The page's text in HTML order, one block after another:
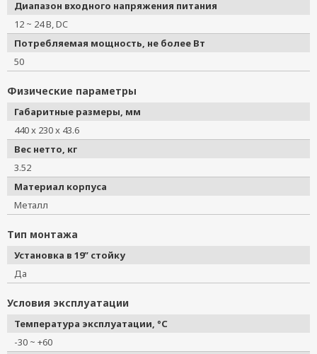
Диапазон входного напряжения питания
12 ~ 24 В, DC
Потребляемая мощность, не более Вт
50
Физические параметры
Габаритные размеры, мм
440 x 230 x 43.6
Вес нетто, кг
3.52
Материал корпуса
Металл
Тип монтажа
Установка в 19” стойку
Да
Условия эксплуатации
Температура эксплуатации, °C
-30 ~ +60